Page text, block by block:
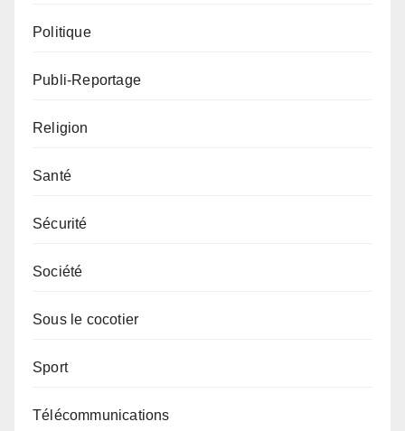
Politique
Publi-Reportage
Religion
Santé
Sécurité
Société
Sous le cocotier
Sport
Télécommunications